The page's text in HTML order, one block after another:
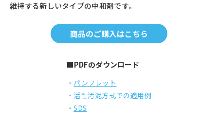
維持する新しいタイプの中和剤です。
商品のご購入はこちら
■PDFのダウンロード
パンフレット
活性汚泥方式での適用例
SDS